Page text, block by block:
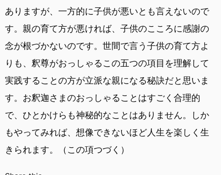
ありますが、一方的に子供が悪いとも言えないので
す。親の育て方が悪ければ、子供のこころに感謝の
念が根づかないのです。世間で言う子供の育て方よ
りも、釈尊がおっしゃるこの五つの項目を理解して
実践することの方が立派な親になる秘訣だと思いま
す。お釈迦さまのおっしゃることはすごく合理的
で、ひとかけらも神秘的なことはありません。しか
もやってみれば、想像できないほど人生を楽しく生
きられます。（この項つづく）